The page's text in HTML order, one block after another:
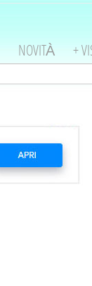
NOVITÀ +